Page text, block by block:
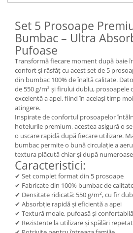
Set 5 Prosoape
Bumbac – Ultra
Pufoase
Transformă fiecare moment după baie
confort și răsfăț cu acest set de 5
din bumbac 100% de înaltă calitate.
de 550 g/m² și firului dublu, prosoapele
excelentă a apei, fiind în același timp
atingere.
Inspirate de confortul prosoapelor
hotelurile premium, acestea asigură o
o uscare rapidă după fiecare utilizare.
bumbac permite o bună circulație a
textura plăcută chiar și după
Caracteristici:
✔ Set complet format din 5 prosoape
✔ Fabricate din 100% bumbac de
✔ Densitate ridicată: 550 g/m², cu fir
✔ Absorbție rapidă și eficientă a apei
✔ Textură moale, pufoasă și confortabilă
✔ Rezistente la utilizare și spălări